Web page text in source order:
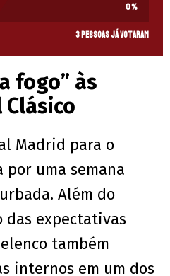
0%
3 pessoas já votaram
fogo” às
Madrid para o
por uma semana
Além do
das expectativas
também
internos em um dos